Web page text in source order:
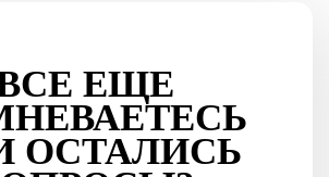
ЕЩЕ
ОСТАЛИСЬ